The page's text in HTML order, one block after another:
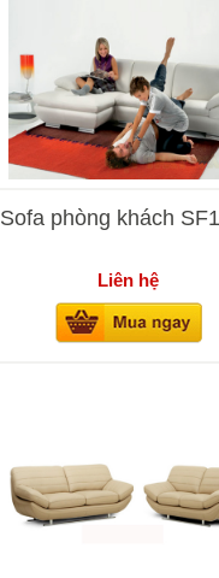
Sofa phòng khách
Liên hệ